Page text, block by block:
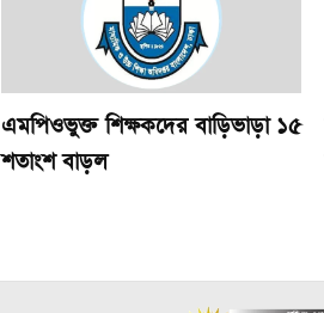
এমপিওভুক্ত শিক্ষকদের বাড়িভাড়া ১৫
শতাংশ বাড়ল